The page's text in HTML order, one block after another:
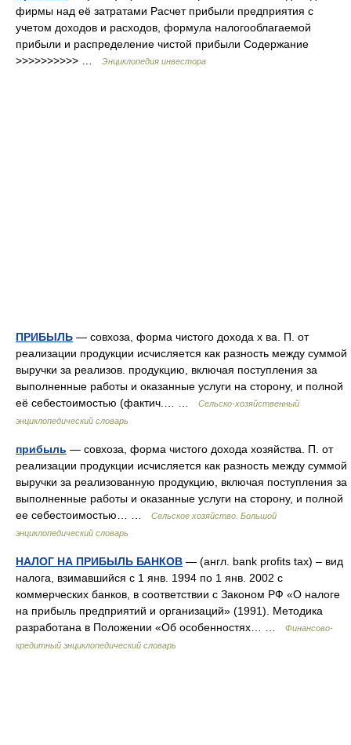
фирмы над её затратами Расчет прибыли предприятия с
учетом доходов и расходов, формула налогооблагаемой
прибыли и распределение чистой прибыли Содержание
>>>>>>>>>> …
Энциклопедия инвестора
ПРИБЫЛЬ — совхоза, форма чистого дохода х ва. П. от
реализации продукции исчисляется как разность между суммой
выручки за реализов. продукцию, включая поступления за
выполненные работы и оказанные услуги на сторону, и полной
её себестоимостью (фактич.… …
Сельско-хозяйственный
энциклопедический словарь
прибыль — совхоза, форма чистого дохода хозяйства. П. от
реализации продукции исчисляется как разность между суммой
выручки за реализованную продукцию, включая поступления за
выполненные работы и оказанные услуги на сторону, и полной
ее себестоимостью… …
Сельское хозяйство. Большой
энциклопедический словарь
НАЛОГ НА ПРИБЫЛЬ БАНКОВ — (англ. bank profits tax) – вид
налога, взимавшийся с 1 янв. 1994 по 1 янв. 2002 с
коммерческих банков, в соответствии с Законом РФ «О налоге
на прибыль предприятий и организаций» (1991). Методика
разработана в Положении «Об особенностях… …
Финансово-
кредитный энциклопедический словарь